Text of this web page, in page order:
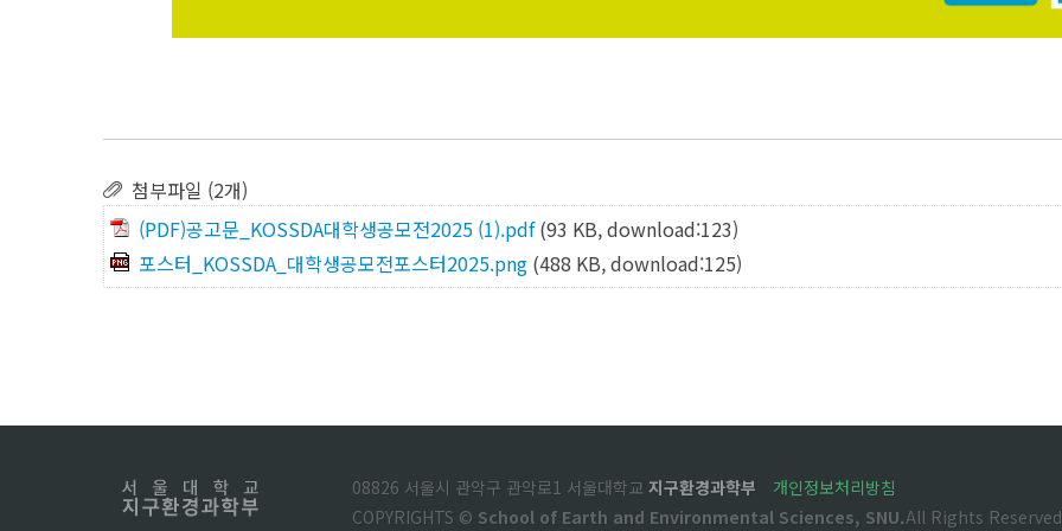
첨부파일 (2개)
(PDF)공고문_KOSSDA대학생공모전2025 (1).pdf (93 KB, download:123)
포스터_KOSSDA_대학생공모전포스터2025.png (488 KB, download:125)
08826 서울시 관악구 관악로1 서울대학교 지구환경과학부
개인정보처리방침
COPYRIGHTS © School of Earth and Environmental Sciences, SNU.All Rights